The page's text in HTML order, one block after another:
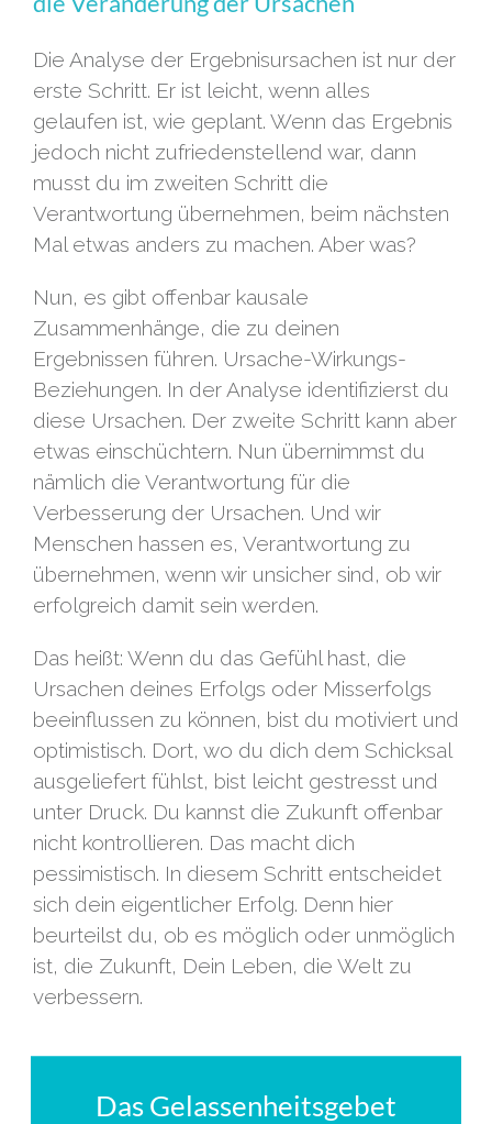
Die Analyse der Ergebnisursachen ist nur der
erste Schritt. Er ist leicht, wenn alles
gelaufen ist, wie geplant. Wenn das Ergebnis
jedoch nicht zufriedenstellend war, dann
musst du im zweiten Schritt die
Verantwortung übernehmen, beim nächsten
Mal etwas anders zu machen. Aber was?
Nun, es gibt offenbar kausale
Zusammenhänge, die zu deinen
Ergebnissen führen. Ursache-Wirkungs-
Beziehungen. In der Analyse identifizierst du
diese Ursachen. Der zweite Schritt kann aber
etwas einschüchtern. Nun übernimmst du
nämlich die Verantwortung für die
Verbesserung der Ursachen. Und wir
Menschen hassen es, Verantwortung zu
übernehmen, wenn wir unsicher sind, ob wir
erfolgreich damit sein werden.
Das heißt: Wenn du das Gefühl hast, die
Ursachen deines Erfolgs oder Misserfolgs
beeinflussen zu können, bist du motiviert und
optimistisch. Dort, wo du dich dem Schicksal
ausgeliefert fühlst, bist leicht gestresst und
unter Druck. Du kannst die Zukunft offenbar
nicht kontrollieren. Das macht dich
pessimistisch. In diesem Schritt entscheidet
sich dein eigentlicher Erfolg. Denn hier
beurteilst du, ob es möglich oder unmöglich
ist, die Zukunft, Dein Leben, die Welt zu
verbessern.
Das Gelassenheitsgebet